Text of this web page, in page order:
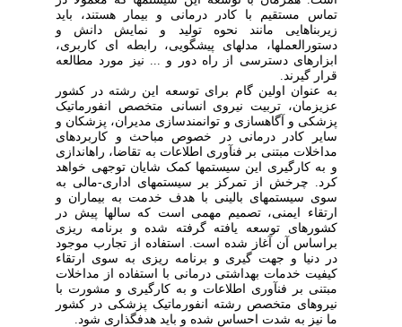
تماس مستقیم با کادر درمانی و بیمار هستند، باید
زیربناهایی مانند نحوه تولید و نمایش دانش و
دستورالعملها، مدلهای پیشگویی، رابطه ای کاربری،
ابزارهای دسترسی از راه دور و ... نیز مورد مطالعه
قرار گیرند.
به عنوان اولین گام برای توسعه این رشته در کشور
عزیزمان، تربیت نیروی انسانی متخصص انفورماتیک
پزشکی و آگاهسازی و توانمندسازی مدیران، پزشکان و
سایر کادر درمانی در خصوص مباحث و کاربردهای
مداخلات مبتنی بر فنآوری اطلاعات به تقاضا، راهاندازی
و به کارگیری این سیستمها کمک شایان توجهی خواهد
کرد. چرخش از تمرکز بر سیستمهای اداری-مالی به
سوی سیستمهای بالینی با هدف خدمت به بیماران و
ارتقاء ایمنی، تصمیم مهمی است که سالها پیش در
کشورهای توسعه یافته گرفته شده و برنامه ریزی
براساس آن آغاز شده است. استفاده از تجارب موجود
در دنیا و جهت گیری و برنامه ریزی به سوی ارتقاء
کیفیت خدمات بهداشتی درمانی با استفاده از مداخلات
مبتنی بر فنآوری اطلاعات و به کارگیری و مشورت با
نیروهای متخصص رشته انفورماتیک پزشکی در کشور
ما نیز به شدت احساس شده و باید هدفگذاری شود.